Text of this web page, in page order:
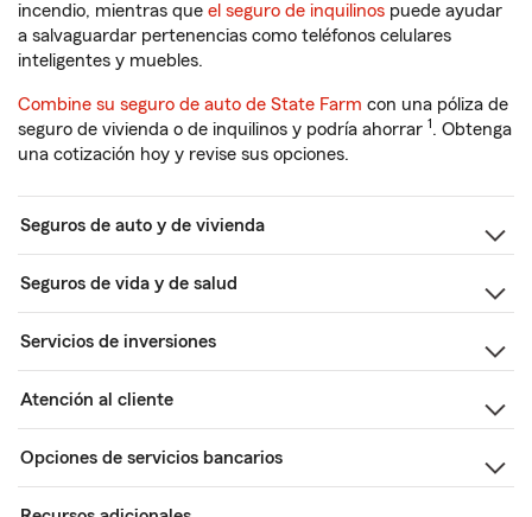
incendio, mientras que el seguro de inquilinos puede ayudar
a salvaguardar pertenencias como teléfonos celulares
inteligentes y muebles.
Combine su seguro de auto de State Farm con una póliza de
seguro de vivienda o de inquilinos y podría ahorrar 1. Obtenga
una cotización hoy y revise sus opciones.
Seguros de auto y de vivienda
Seguros de vida y de salud
Servicios de inversiones
Atención al cliente
Opciones de servicios bancarios